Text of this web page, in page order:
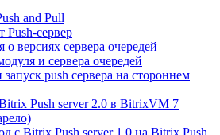
and Pull
Push-сервер
версиях сервера очередей
и сервера очередей
push сервера на стороннем
Push server 2.0 в BitrixVM 7
с Bitrix Push server 1.0 на Bitrix Push